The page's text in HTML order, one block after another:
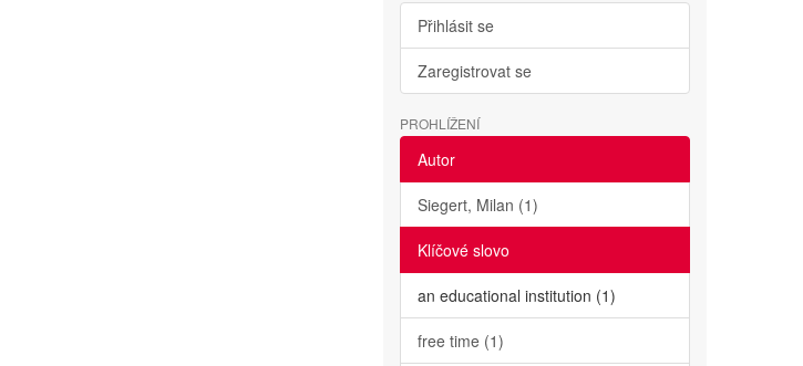
Přihlásit se
Zaregistrovat se
PROHLÍŽENÍ
Autor
Siegert, Milan (1)
Klíčové slovo
an educational institution (1)
free time (1)